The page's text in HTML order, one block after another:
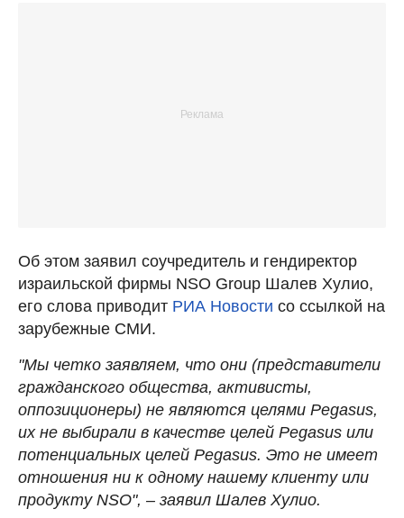
Об этом заявил соучредитель и гендиректор
израильской фирмы NSO Group Шалев Хулио,
его слова приводит РИА Новости со ссылкой на
зарубежные СМИ.
"Мы четко заявляем, что они (представители
гражданского общества, активисты,
оппозиционеры) не являются целями Pegasus,
их не выбирали в качестве целей Pegasus или
потенциальных целей Pegasus. Это не имеет
отношения ни к одному нашему клиенту или
продукту NSO", – заявил Шалев Хулио.